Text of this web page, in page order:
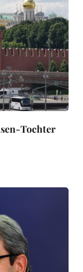
Tochter